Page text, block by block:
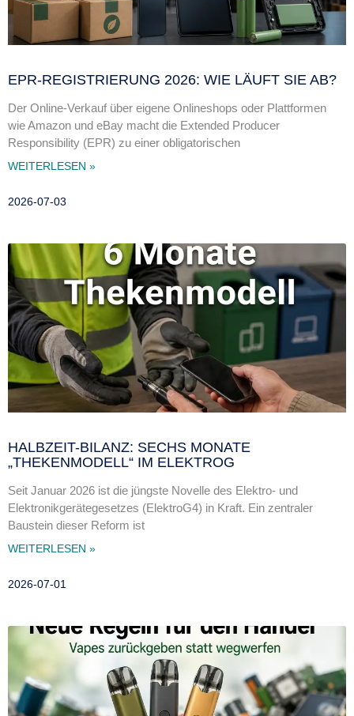
EPR-REGISTRIERUNG 2026: WIE LÄUFT SIE AB?
Der Online-Verkauf über eigene Onlineshops oder Plattformen
wie Amazon und eBay macht die Extended Producer
Responsibility (EPR) zu einer obligatorischen
WEITERLESEN »
2026-07-03
HALBZEIT-BILANZ: SECHS MONATE
„THEKENMODELL“ IM ELEKTROG
Seit Januar 2026 ist die jüngste Novelle des Elektro- und
Elektronikgerätegesetzes (ElektroG4) in Kraft. Ein zentraler
Baustein dieser Reform ist
WEITERLESEN »
2026-07-01